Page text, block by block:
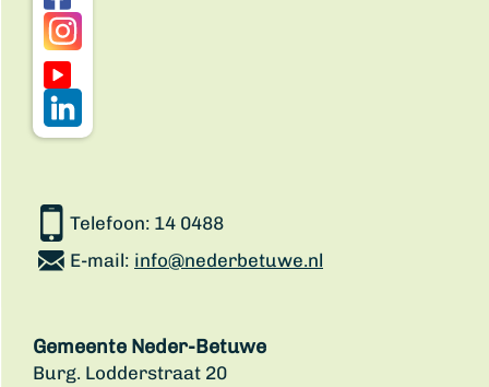
Telefoon: 14 0488
E-mail: info@nederbetuwe.nl
Gemeente Neder-Betuwe
Burg. Lodderstraat 20